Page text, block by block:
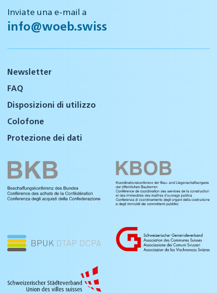
Inviate una e-mail a
info@woeb.swiss
Newsletter
FAQ
Disposizioni di utilizzo
Colofone
Protezione dei dati